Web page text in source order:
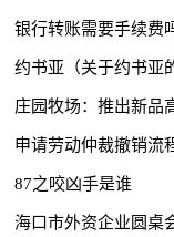
银行转账需要手续费
约书亚（关于约书亚
庄园牧场：推出新品
申请劳动仲裁撤销流
87之咬凶手是谁
海口市外资企业圆桌